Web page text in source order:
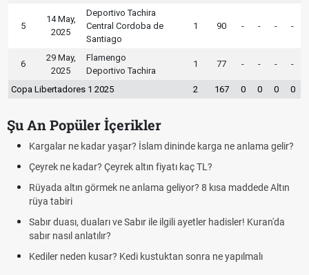
5
14 May,
2025
Deportivo Tachira
Central Cordoba de
Santiago
1 90 - - - -
6
29 May,
2025
Flamengo
Deportivo Tachira
1 77 - - - -
Copa Libertadores 1 2025 2 167 0 0 0 0
Şu An Popüler İçerikler
Kargalar ne kadar yaşar? İslam dininde karga ne anlama gelir?
Çeyrek ne kadar? Çeyrek altın fiyatı kaç TL?
Rüyada altın görmek ne anlama geliyor? 8 kısa maddede Altın
rüya tabiri
Sabır duası, duaları ve Sabır ile ilgili ayetler hadisler! Kuran'da
sabır nasıl anlatılır?
Kediler neden kusar? Kedi kustuktan sonra ne yapılmalı